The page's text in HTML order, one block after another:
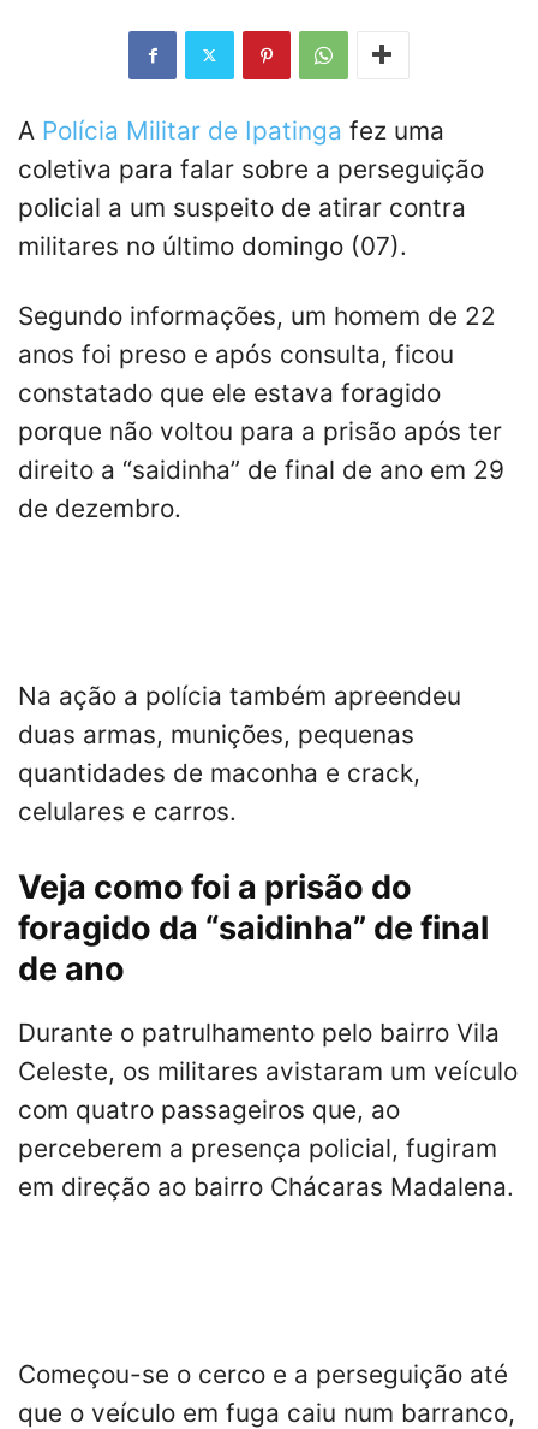
A Polícia Militar de Ipatinga fez uma
coletiva para falar sobre a perseguição
policial a um suspeito de atirar contra
militares no último domingo (07).
Segundo informações, um homem de 22
anos foi preso e após consulta, ficou
constatado que ele estava foragido
porque não voltou para a prisão após ter
direito a “saidinha” de final de ano em 29
de dezembro.
Na ação a polícia também apreendeu
duas armas, munições, pequenas
quantidades de maconha e crack,
celulares e carros.
Veja como foi a prisão do
foragido da “saidinha” de final
de ano
Durante o patrulhamento pelo bairro Vila
Celeste, os militares avistaram um veículo
com quatro passageiros que, ao
perceberem a presença policial, fugiram
em direção ao bairro Chácaras Madalena.
Começou-se o cerco e a perseguição até
que o veículo em fuga caiu num barranco,